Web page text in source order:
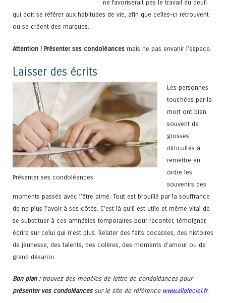
ne favoriserait pas le travail du deuil
qui doit se référer aux habitudes de vie, afin que celles-ci retrouvent
ou se créent des marques.
Attention ! Présenter ses condoléances mais ne pas envahir l’espace.
Laisser des écrits
Présenter ses condoléances
Les personnes
touchées par la
mort ont bien
souvent de
grosses
difficultés à
remettre en
ordre les
souvenirs des
moments passés avec l’être aimé. Tout est brouillé par la souffrance
de ne plus l’avoir à ses côtés. C’est là qu’il est utile et même vital de
se substituer à ces amnésies temporaires pour raconter, témoigner,
écrire sur celui qui n’est plus. Relater des faits cocasses, des histoires
de jeunesse, des talents, des colères, des moments d’amour ou de
grand désarroi.
Bon plan :trouvez des modèles de lettre de condoléances pour
présenter vos condoléancessur le site de référence www.alloleciel.fr